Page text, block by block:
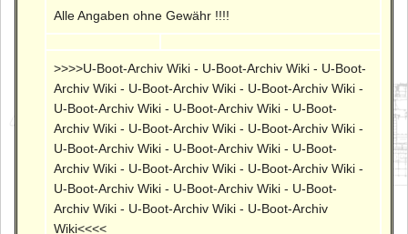
Alle Angaben ohne Gewähr !!!!
>>>>U-Boot-Archiv Wiki - U-Boot-Archiv Wiki - U-Boot-
Archiv Wiki - U-Boot-Archiv Wiki - U-Boot-Archiv Wiki -
U-Boot-Archiv Wiki - U-Boot-Archiv Wiki - U-Boot-
Archiv Wiki - U-Boot-Archiv Wiki - U-Boot-Archiv Wiki -
U-Boot-Archiv Wiki - U-Boot-Archiv Wiki - U-Boot-
Archiv Wiki - U-Boot-Archiv Wiki - U-Boot-Archiv Wiki -
U-Boot-Archiv Wiki - U-Boot-Archiv Wiki - U-Boot-
Archiv Wiki - U-Boot-Archiv Wiki - U-Boot-Archiv
Wiki<<<<